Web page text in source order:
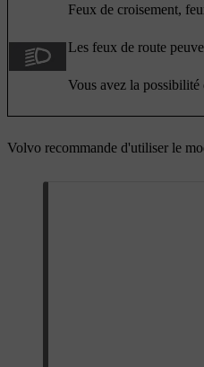
Feux de croisement,
Les feux de route
Vous avez la possibilité
Volvo recommande d'utiliser le